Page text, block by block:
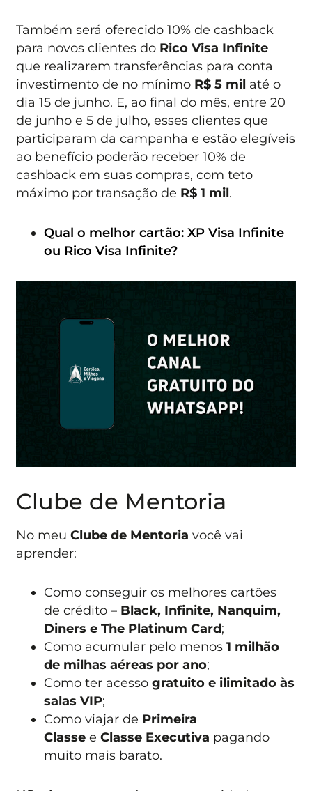
Também será oferecido 10% de cashback
para novos clientes do Rico Visa Infinite
que realizarem transferências para conta
investimento de no mínimo R$ 5 mil até o
dia 15 de junho. E, ao final do mês, entre 20
de junho e 5 de julho, esses clientes que
participaram da campanha e estão elegíveis
ao benefício poderão receber 10% de
cashback em suas compras, com teto
máximo por transação de R$ 1 mil.
Qual o melhor cartão: XP Visa Infinite
ou Rico Visa Infinite?
Clube de Mentoria
No meuClube de Mentoria você vai
aprender:
Como conseguir os melhores cartões
de crédito – Black, Infinite, Nanquim,
Diners e The Platinum Card;
Como acumular pelo menos1 milhão
de milhas aéreas por ano;
Como ter acessogratuito e ilimitado às
salas VIP;
Como viajar de Primeira
Classe eClasse Executiva pagando
muito mais barato.